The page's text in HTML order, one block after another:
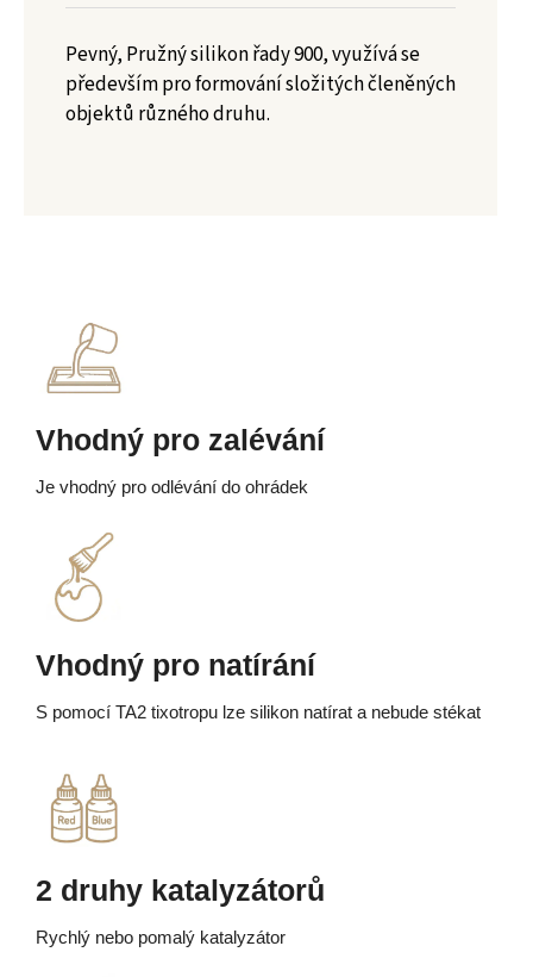
Pevný, Pružný silikon řady 900, využívá se
především pro formování složitých členěných
objektů různého druhu.
Vhodný pro zalévání
Je vhodný pro odlévání do ohrádek
Vhodný pro natírání
S pomocí TA2 tixotropu lze silikon natírat a nebude stékat
2 druhy katalyzátorů
Rychlý nebo pomalý katalyzátor